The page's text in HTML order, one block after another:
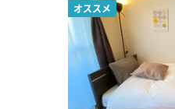
オススメ